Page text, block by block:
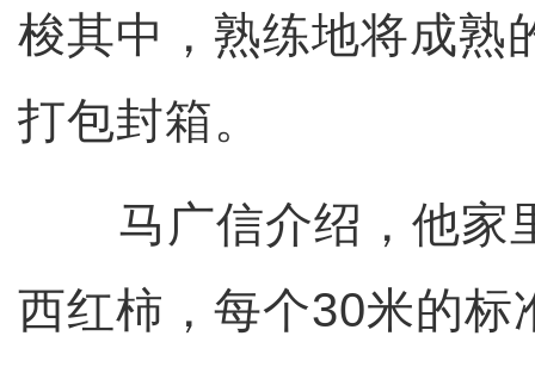
梭其中，熟练地将成熟
打包封箱。
马广信介绍，他家
西红柿，每个30米的标